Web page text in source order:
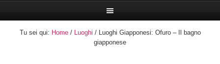
Tu sei qui: Home/ Luoghi / Luoghi Giapponesi: Ofuro – Il bagno
giapponese